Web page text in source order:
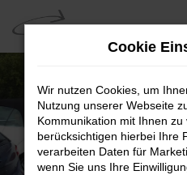
Zum
Hauptinhalt
springen
Cookie
Wir nutzen Cookies, um
Nutzung unserer Webseite
Kommunikation mit Ihnen
berücksichtigen hierbei Ihre
verarbeiten Daten für
wenn Sie uns Ihre